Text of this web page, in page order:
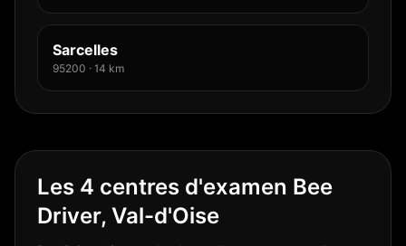
Sarcelles
95200 · 14 km
Les 4 centres d'examen Bee
Driver, Val-d'Oise